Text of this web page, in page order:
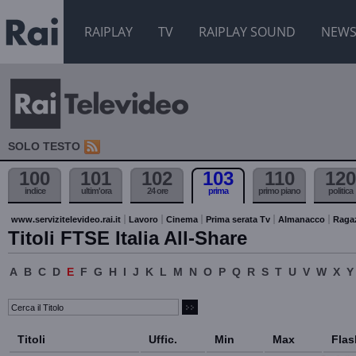
RAIPLAY TV RAIPLAY SOUND NEWS
SOLO TESTO
100
indice
101
ultim'ora
102
24 ore
103
prima
110
primo piano
120
politica
www.servizitelevideo.rai.it Lavoro Cinema Prima serata Tv Almanacco
Titoli FTSE Italia All-Share
A B C D E F G H I J K L M N O P Q R S T U V W X Y
Titoli Uffic. Min Max